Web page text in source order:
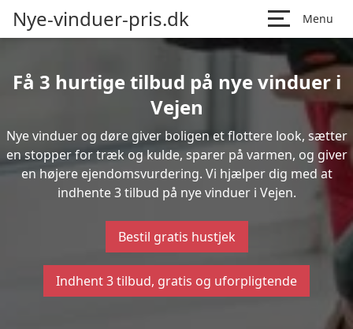
Nye-vinduer-pris.dk Menu
Få 3 hurtige tilbud på nye vinduer i
Vejen
Nye vinduer og døre giver boligen et flottere look, sætter
en stopper for træk og kulde, sparer på varmen, og giver
en højere ejendomsvurdering. Vi hjælper dig med at
indhente 3 tilbud på nye vinduer i Vejen.
Bestil gratis hustjek
Indhent 3 tilbud, gratis og uforpligtende